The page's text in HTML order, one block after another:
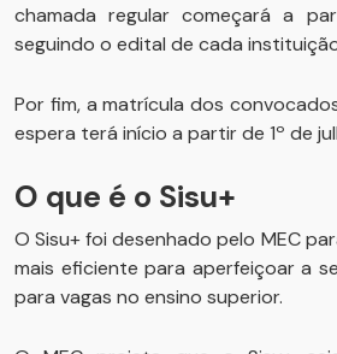
chamada regular começará a
seguindo o edital de cada
Por fim, a matrícula dos
espera terá início a partir de 1º de
O que é o Sisu+
O Sisu+ foi desenhado pelo MEC
mais eficiente para aperfeiçoar a
para vagas no ensino superior.